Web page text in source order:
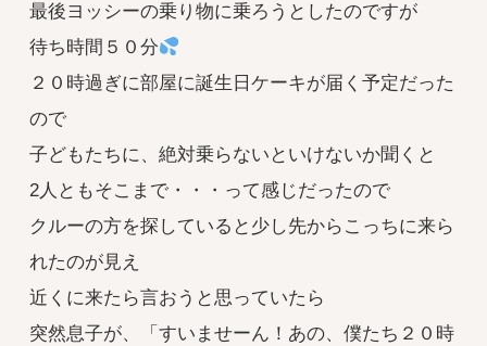
最後ヨッシーの乗り物に乗ろうとしたのですが
待ち時間５０分
２０時過ぎに部屋に誕生日ケーキが届く予定だった
ので
子どもたちに、絶対乗らないといけないか聞くと
2人ともそこまで・・・って感じだったので
クルーの方を探していると少し先からこっちに来ら
れたのが見え
近くに来たら言おうと思っていたら
突然息子が、「すいませーん！あの、僕たち２０時